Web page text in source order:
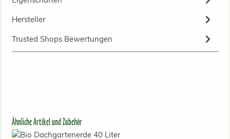
Hersteller
Trusted Shops Bewertungen
Produktgalerie überspringen
Ähnliche Artikel und Zubehör